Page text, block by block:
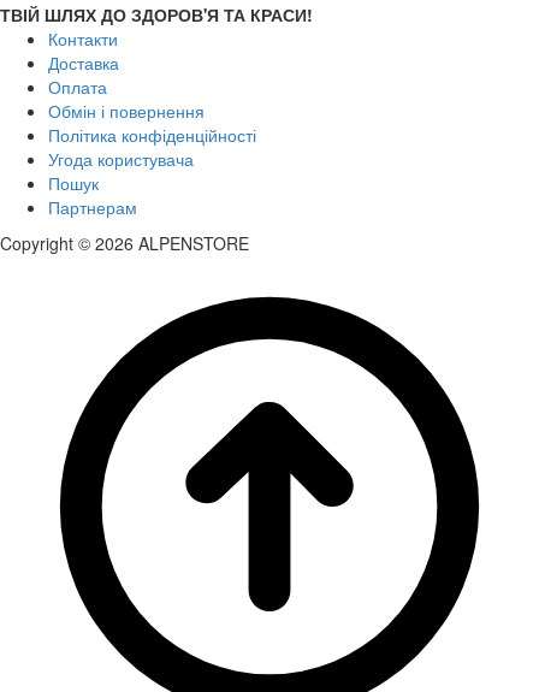
ТВІЙ ШЛЯХ ДО ЗДОРОВ'Я ТА КРАСИ!
Контакти
Доставка
Оплата
Обмін і повернення
Політика конфіденційності
Угода користувача
Пошук
Партнерам
Copyright © 2026 ALPENSTORE